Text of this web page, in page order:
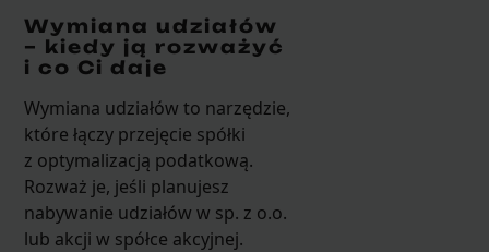
Wymiana udziałów
– kiedy ją rozważyć
i co Ci daje
Wymiana udziałów to narzędzie,
które łączy przejęcie spółki
z optymalizacją podatkową.
Rozważ je, jeśli planujesz
nabywanie udziałów w sp. z o.o.
lub akcji w spółce akcyjnej.